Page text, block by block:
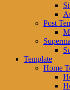
Post
Template
Home